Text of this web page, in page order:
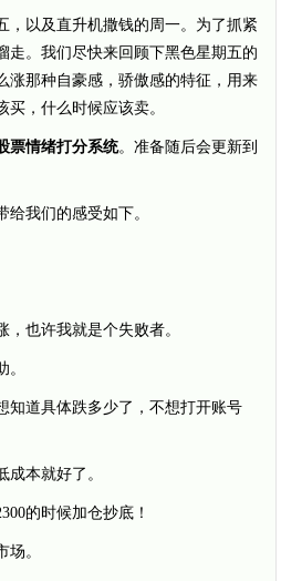
，以及直升机撒钱的周一。为了抓紧
走。我们尽快来回顾下黑色星期五的
涨那种自豪感，骄傲感的特征，用来
，什么时候应该卖。
票情绪打分系统。准备随后会更新到
我们的感受如下。
也许我就是个失败者。
知道具体跌多少了，不想打开账号
本就好了。
的时候加仓抄底！
。